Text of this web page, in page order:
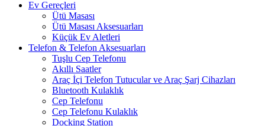
Ev Gereçleri
Ütü Masası
Ütü Masası Aksesuarları
Küçük Ev Aletleri
Telefon & Telefon Aksesuarları
Tuşlu Cep Telefonu
Akıllı Saatler
Araç İçi Telefon Tutucular ve Araç Şarj Cihazları
Bluetooth Kulaklık
Cep Telefonu
Cep Telefonu Kulaklık
Docking Station